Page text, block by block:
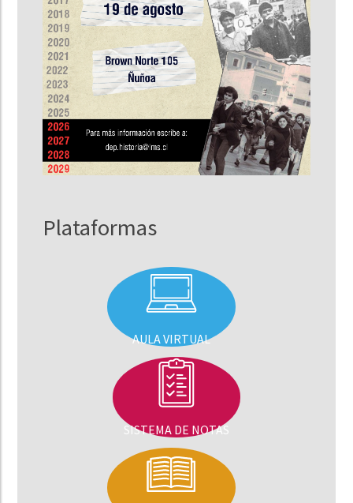
Plataformas
AULA VIRTUAL
SISTEMA DE NOTAS